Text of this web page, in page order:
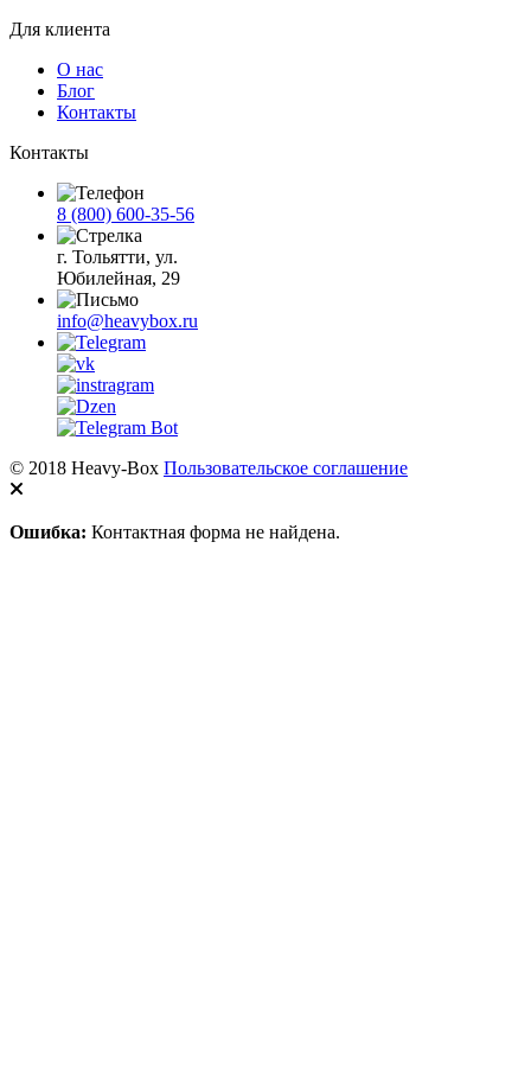
Для клиента
О нас
Блог
Контакты
Контакты
8 (800) 600-35-56
г. Тольятти, ул.
Юбилейная, 29
info@heavybox.ru
© 2018 Heavy-Box Пользовательское соглашение
Ошибка: Контактная форма не найдена.